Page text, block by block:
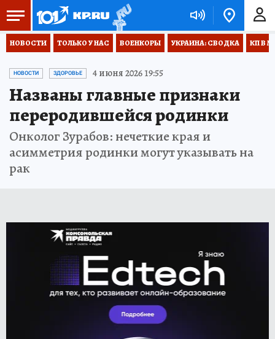
НОВОСТИ ТОЛЬКО У НАС ВОЕНКОРЫ УКРАИНА: СВОДКА КП В
НОВОСТИ ЗДОРОВЬЕ 4 июня 2026 19:55
Названы главные признаки
переродившейся родинки
Онколог Зурабов: нечеткие края и
асимметрия родинки могут указывать на
рак